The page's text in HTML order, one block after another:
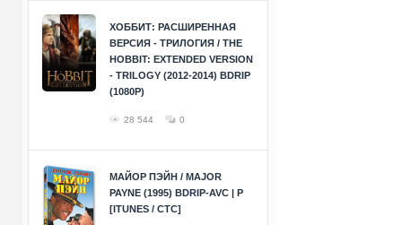
ХОББИТ: РАСШИРЕННАЯ
ВЕРСИЯ - ТРИЛОГИЯ / THE
HOBBIT: EXTENDED VERSION
- TRILOGY (2012-2014) BDRIP
(1080P)
28 544 0
МАЙОР ПЭЙН / MAJOR
PAYNE (1995) BDRIP-AVC | P
[ITUNES / СТС]